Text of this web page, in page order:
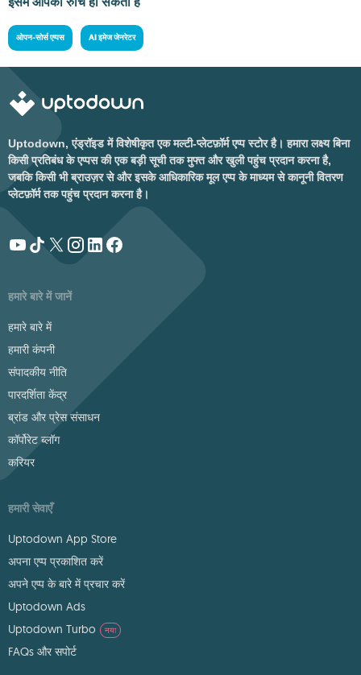
ओपन-सोर्स एप्पस AI इमेज जेनरेटर
Uptodown, एंड्रॉइड में विशेषीकृत एक मल्टी-प्लेटफ़ॉर्म एप्प स्टोर है। हमारा लक्ष्य बिना
किसी प्रतिबंध के एप्पस की एक बड़ी सूची तक मुफ्त और खुली पहुंच प्रदान करना है,
जबकि किसी भी ब्राउज़र से और इसके आधिकारिक मूल एप्प के माध्यम से कानूनी वितरण
प्लेटफ़ॉर्म तक पहुंच प्रदान करना है।
हमारे बारे में जानें
हमारे बारे में
हमारी कंपनी
संपादकीय नीति
पारदर्शिता केंद्र
ब्रांड और प्रेस संसाधन
कॉर्पोरेट ब्लॉग
करियर
हमारी सेवाएँ
Uptodown App Store
अपना एप्प प्रकाशित करें
अपने एप्प के बारे में प्रचार करें
Uptodown Ads
Uptodown Turbo
नया
FAQs और सपोर्ट